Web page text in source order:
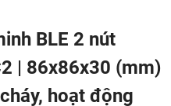
BLE 2 nút
| 86x86x30 (mm)
hoạt động